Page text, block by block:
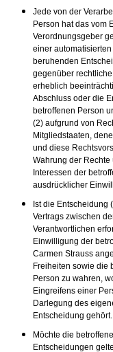
Jede von der
Person hat das vom
Verordnungsgeber
einer
beruhenden
gegenüber
erheblich
Abschluss oder die
betroffenen Person
(2) aufgrund von
Mitgliedstaaten,
und diese
Wahrung der
Interessen der
ausdrücklicher
Ist die Entscheidung
Vertrags zwischen
Verantwortlichen
Einwilligung der
Carmen Strauss
Freiheiten sowie die
Person zu wahren,
Eingreifens einer
Darlegung des
Entscheidung gehört.
Möchte die
Entscheidungen